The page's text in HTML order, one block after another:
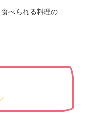
べられる料理の